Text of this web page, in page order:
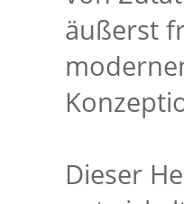
äußerst
Dieser